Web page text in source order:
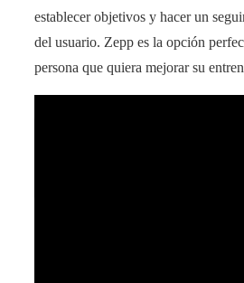
establecer objetivos y hacer un
del usuario. Zepp es la opción
persona que quiera mejorar su